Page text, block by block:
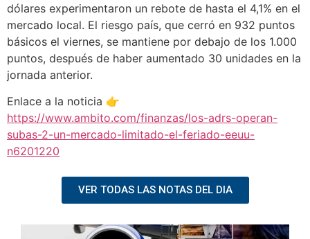
dólares experimentaron un rebote de hasta el 4,1% en el
mercado local. El riesgo país, que cerró en 932 puntos
básicos el viernes, se mantiene por debajo de los 1.000
puntos, después de haber aumentado 30 unidades en la
jornada anterior.
Enlace a la noticia 👉
https://www.ambito.com/finanzas/los-adrs-operan-
subas-2-un-mercado-limitado-el-feriado-eeuu-
n6201220
VER TODAS LAS NOTAS DEL DIA